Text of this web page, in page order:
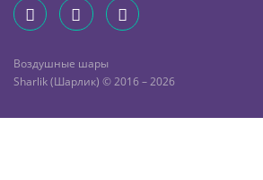
Воздушные шары
Sharlik (Шарлик) © 2016 – 2026